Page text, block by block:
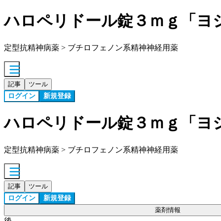
ハロペリドール錠３ｍｇ「ヨ
定型抗精神病薬 > ブチロフェノン系精神神経用薬
記事 ツール
ログイン 新規登録
ハロペリドール錠３ｍｇ「ヨ
定型抗精神病薬 > ブチロフェノン系精神神経用薬
記事 ツール
ログイン 新規登録
薬剤情報